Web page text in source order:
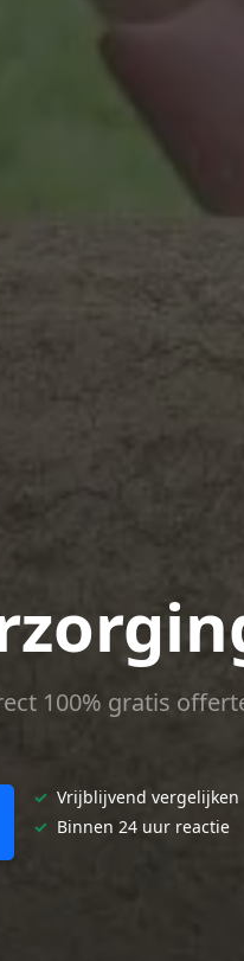
100% gratis
✓ Vrijblijvend vergelijken
✓ Binnen 24 uur reactie